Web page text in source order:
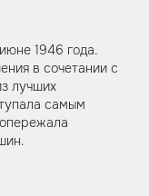
1946 года.
в сочетании с
лучших
самым